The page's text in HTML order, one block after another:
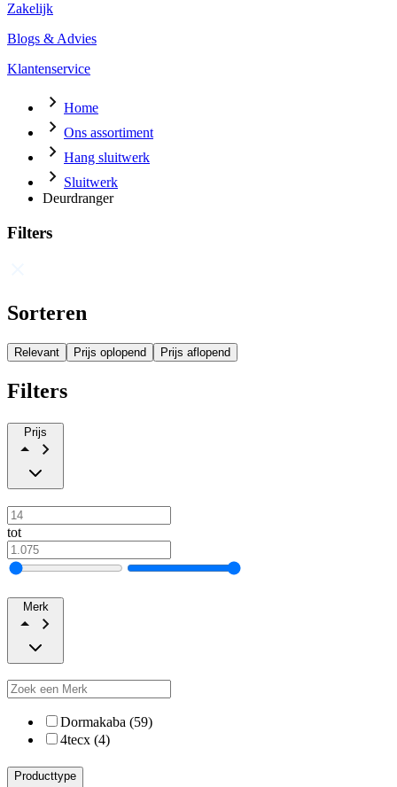
Zakelijk
Blogs & Advies
Klantenservice
Home
Ons assortiment
Hang sluitwerk
Sluitwerk
Deurdranger
Filters
Sorteren
Relevant Prijs oplopend Prijs aflopend
Filters
Prijs
tot
Merk
Dormakaba (59)
4tecx (4)
Producttype